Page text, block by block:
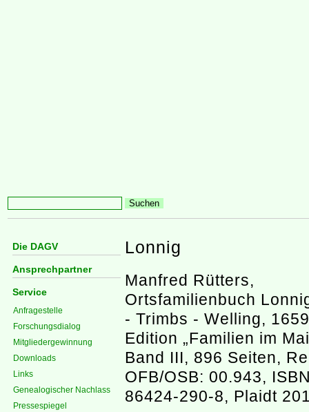
Die DAGV
Ansprechpartner
Service
Anfragestelle
Forschungsdialog
Mitgliedergewinnung
Downloads
Links
Genealogischer Nachlass
Pressespiegel
Lonnig
Manfred Rütters,
Ortsfamilienbuch
- Trimbs - Welling,
Edition „Familien im
Band III, 896 Seiten,
OFB/OSB: 00.943,
86424-290-8, Plaidt